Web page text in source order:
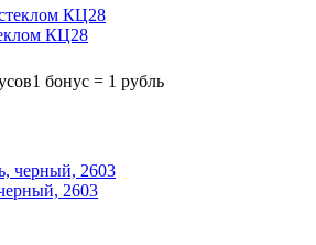
КЦ28
1 бонус = 1 рубль
2603